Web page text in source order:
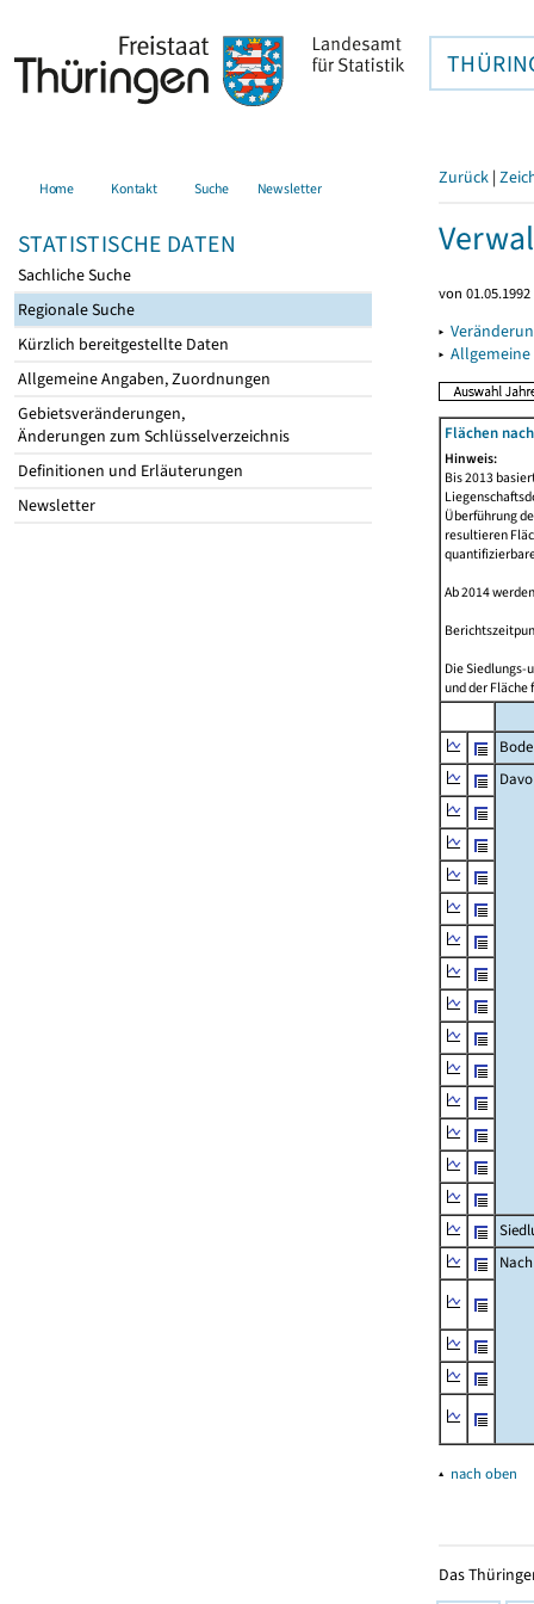
Home Kontakt Suche Newsletter
STATISTISCHE DATEN
Sachliche Suche
Regionale Suche
Kürzlich bereitgestellte Daten
Allgemeine Angaben, Zuordnungen
Gebietsveränderungen,
Änderungen zum Schlüsselverzeichnis
Definitionen und Erläuterungen
Newsletter
Zurück |
von
▸
▸
Flächen
Hinweis:
Bis 2013
Überführung
resultieren
Ab 2014
Die Siedlungs-
und der Fläche
▴ nach oben
Das